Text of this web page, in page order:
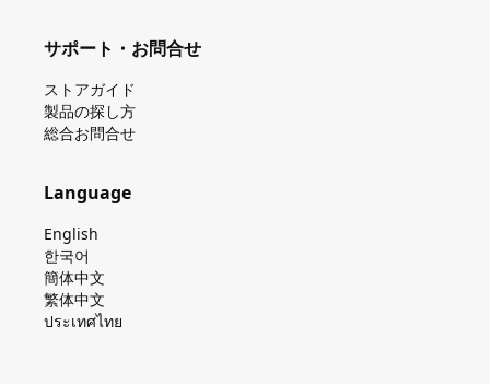
サポート・お問合せ
ストアガイド
製品の探し⽅
総合お問合せ
Language
English
한국어
簡体中文
繁体中文
ประเทศไทย